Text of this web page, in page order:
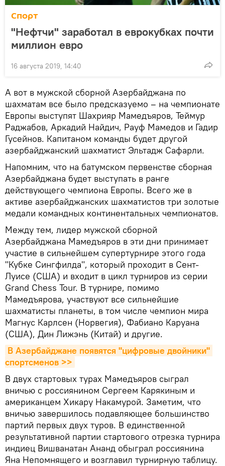
Спорт
"Нефтчи" заработал в еврокубках почти
миллион евро
16 августа 2019, 14:40
А вот в мужской сборной Азербайджана по
шахматам все было предсказуемо – на чемпионате
Европы выступят Шахрияр Мамедъяров, Теймур
Раджабов, Аркадий Найдич, Рауф Мамедов и Гадир
Гусейнов. Капитаном команды будет другой
азербайджанский шахматист Эльтадж Сафарли.
Напомним, что на батумском первенстве сборная
Азербайджана будет выступать в ранге
действующего чемпиона Европы. Всего же в
активе азербайджанских шахматистов три золотые
медали командных континентальных чемпионатов.
Между тем, лидер мужской сборной
Азербайджана Мамедъяров в эти дни принимает
участие в сильнейшем супертурнире этого года
"Кубке Сингфилда", который проходит в Сент-
Луисе (США) и входит в цикл турниров из серии
Grand Chess Tour. В турнире, помимо
Мамедъярова, участвуют все сильнейшие
шахматисты планеты, в том числе чемпион мира
Магнус Карлсен (Норвегия), Фабиано Каруана
(США), Дин Лижэнь (Китай) и другие.
В Азербайджане появятся "цифровые двойники"
спортсменов >>
В двух стартовых турах Мамедъяров сыграл
вничью с россиянином Сергеем Карякиным и
американцем Хикару Накамурой. Заметим, что
вничью завершилось подавляющее большинство
партий первых двух туров. В единственной
результативной партии стартового отрезка турнира
индиец Вишванатан Ананд обыграл россиянина
Яна Непомнящего и возглавил турнирную таблицу.